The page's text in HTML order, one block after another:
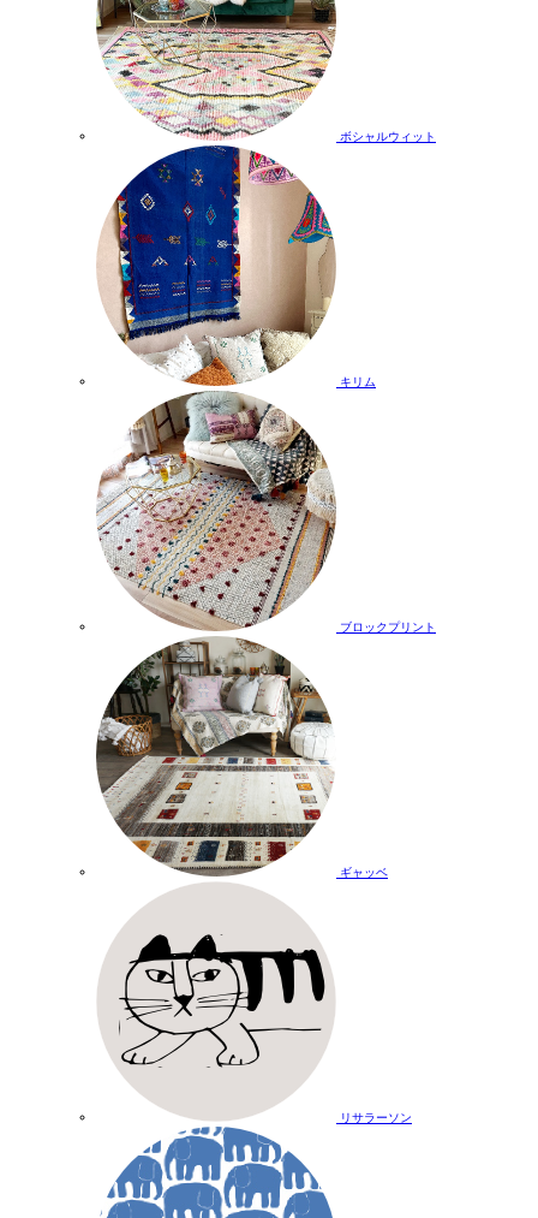
ボシャルウィット
キリム
ブロックプリント
ギャッベ
リサラーソン